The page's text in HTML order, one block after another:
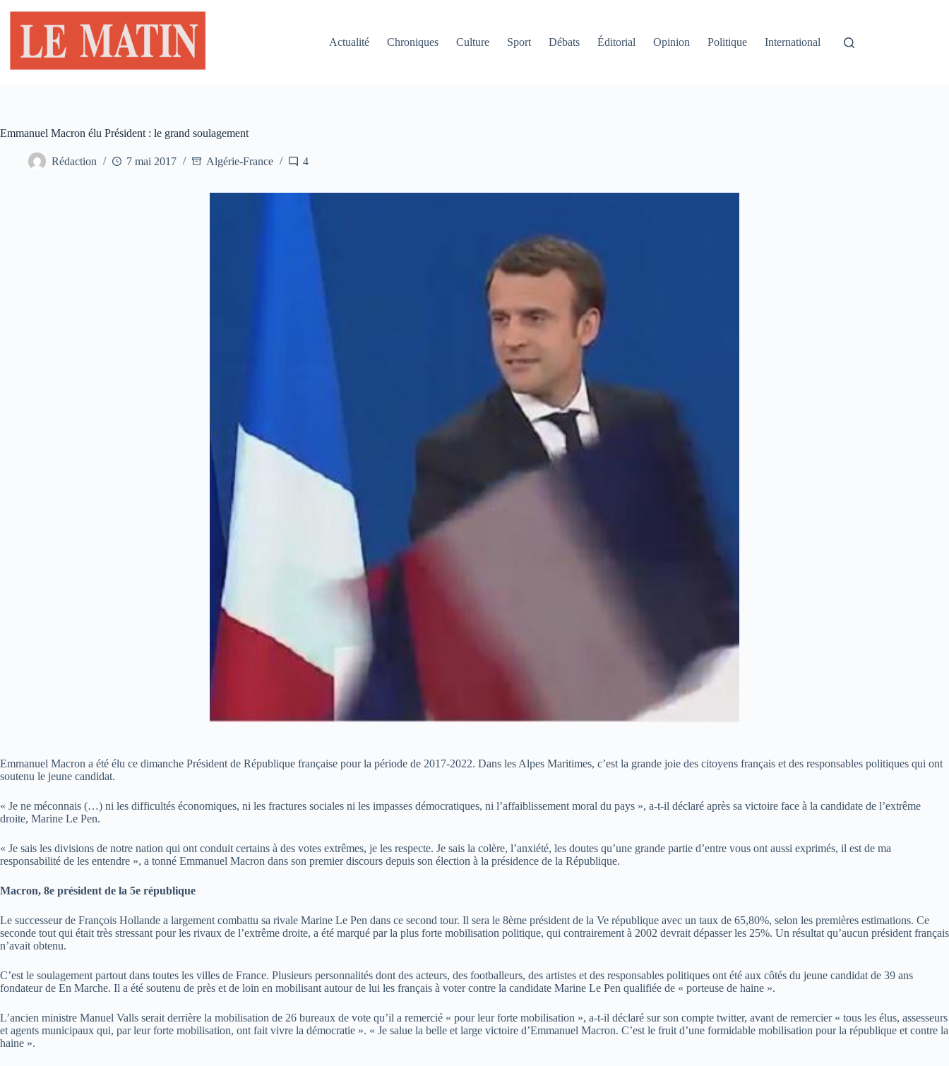
contenu
Actualité
Chroniques Culture Sport Débats Éditorial Opinion Politique International
Emmanuel Macron élu Président : le grand soulagement
Rédaction 7 mai 2017 Algérie-France 4
Emmanuel Macron a été élu ce dimanche Président de République française pour la période de 2017-2022. Dans les Alpes Maritimes, c’est la grande joie des citoyens français et des responsables politiques qui ont
soutenu le jeune candidat.
« Je ne méconnais (…) ni les difficultés économiques, ni les fractures sociales ni les impasses démocratiques, ni l’affaiblissement moral du pays », a-t-il déclaré après sa victoire face à la candidate de l’extrême
droite, Marine Le Pen.
« Je sais les divisions de notre nation qui ont conduit certains à des votes extrêmes, je les respecte. Je sais la colère, l’anxiété, les doutes qu’une grande partie d’entre vous ont aussi exprimés, il est de ma
responsabilité de les entendre », a tonné Emmanuel Macron dans son premier discours depuis son élection à la présidence de la République.
Macron, 8e président de la 5e république
Le successeur de François Hollande a largement combattu sa rivale Marine Le Pen dans ce second tour. Il sera le 8ème président de la Ve république avec un taux de 65,80%, selon les premières estimations. Ce
seconde tout qui était très stressant pour les rivaux de l’extrême droite, a été marqué par la plus forte mobilisation politique, qui contrairement à 2002 devrait dépasser les 25%. Un résultat qu’aucun président français
n’avait obtenu.
C’est le soulagement partout dans toutes les villes de France. Plusieurs personnalités dont des acteurs, des footballeurs, des artistes et des responsables politiques ont été aux côtés du jeune candidat de 39 ans
fondateur de En Marche. Il a été soutenu de près et de loin en mobilisant autour de lui les français à voter contre la candidate Marine Le Pen qualifiée de « porteuse de haine ».
L’ancien ministre Manuel Valls serait derrière la mobilisation de 26 bureaux de vote qu’il a remercié « pour leur forte mobilisation », a-t-il déclaré sur son compte twitter, avant de remercier « tous les élus, assesseurs
et agents municipaux qui, par leur forte mobilisation, ont fait vivre la démocratie ». « Je salue la belle et large victoire d’Emmanuel Macron. C’est le fruit d’une formidable mobilisation pour la république et contre la
haine ».